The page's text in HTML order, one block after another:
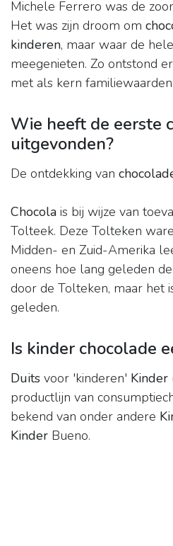
Michele Ferrero was de
Het was zijn droom om
kinderen, maar waar de
meegenieten. Zo ontstond
met als kern familiewaarden:
Wie heeft de eerste
uitgevonden?
De ontdekking van
Chocola is bij wijze van
Tolteek. Deze Tolteken
Midden- en Zuid-Amerika
oneens hoe lang geleden
door de Tolteken, maar het
geleden.
Is kinder chocolade
Duits voor 'kinderen' Kinder
productlijn van
bekend van onder andere
Kinder Bueno.